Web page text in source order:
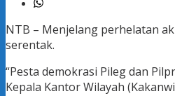
NTB – Menjelang perhelatan
serentak.
“Pesta demokrasi Pileg dan
Kepala Kantor Wilayah